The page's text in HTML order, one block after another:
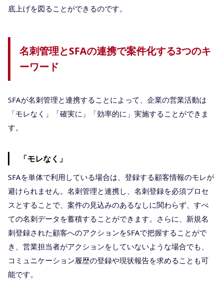
底上げを図ることができるのです。
名刺管理とSFAの連携で案件化する3つのキ
ーワード
SFAが名刺管理と連携することによって、企業の営業活動は
「モレなく」「確実に」「効率的に」実施することができま
す。
「モレなく」
SFAを単体で利用している場合は、登録する顧客情報のモレが
避けられません。名刺管理と連携し、名刺登録を必須プロセ
スとすることで、案件の見込みのあるなしに関わらず、すべ
ての名刺データを蓄積することができます。さらに、新規名
刺登録された顧客へのアクションをSFAで把握することがで
き、営業担当者がアクションをしていないような場合でも、
コミュニケーション履歴の登録や現状報告を求めることも可
能です。